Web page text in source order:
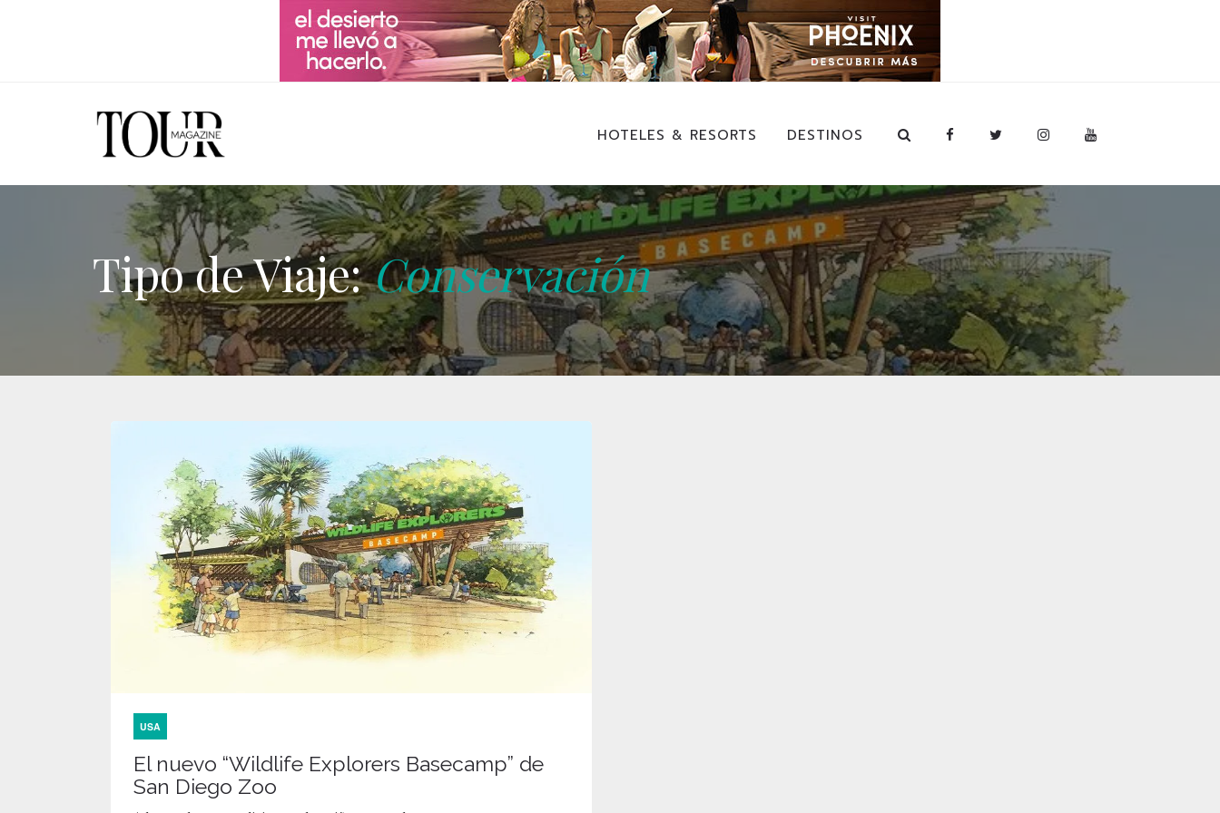
HOTELES & RESORTS DESTINOS
Tipo de Viaje:Conservación
USA
El nuevo “Wildlife Explorers Basecamp” de
San Diego Zoo